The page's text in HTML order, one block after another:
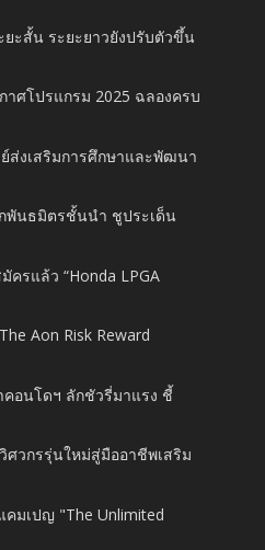
ยะสั้น ระยะยาวยังปรับตัวขึ้น
าศโปรแกรม 2025 ฉลองครบ
ส่งเสริมการศึกษาและพัฒนา
นธมิตรชั้นนำ ชูประเด็น
ครแล้ว “Honda LPGA
Aon Risk Reward
คอนโดฯ ลักชัวรี่มาแรง ชี้
ศวกรรุ่นใหม่สู่มืออาชีพเสริม
มเปญ "The Unlimited